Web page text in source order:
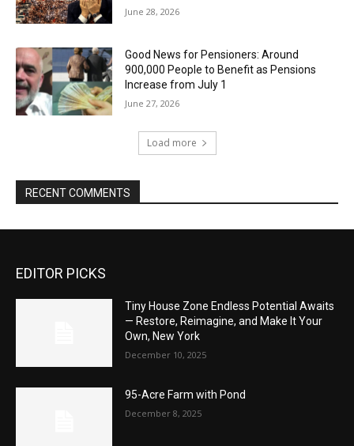
June 28, 2026
Good News for Pensioners: Around
900,000 People to Benefit as Pensions
Increase from July 1
June 27, 2026
Load more
RECENT COMMENTS
EDITOR PICKS
Tiny House Zone Endless Potential Awaits
— Restore, Reimagine, and Make It Your
Own, New York
December 10, 2025
95-Acre Farm with Pond
December 8, 2025